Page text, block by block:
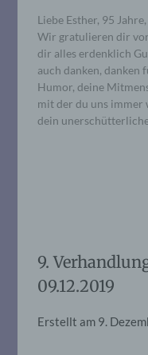
Liebe Esther, 95
Wir gratulieren dir
dir alles erdenklich
auch danken, danken
Humor, deine
mit der du uns
dein
9.
09.12.2019
Erstellt am 9.